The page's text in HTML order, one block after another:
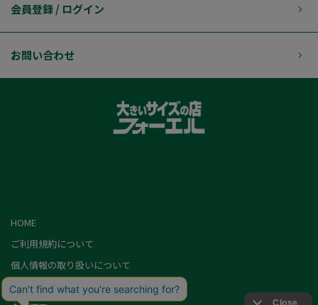
会員登録 / ログイン
お問い合わせ
HOME
ご利用規約について
個人情報の取り扱いについて
特定商取引に基づく表記